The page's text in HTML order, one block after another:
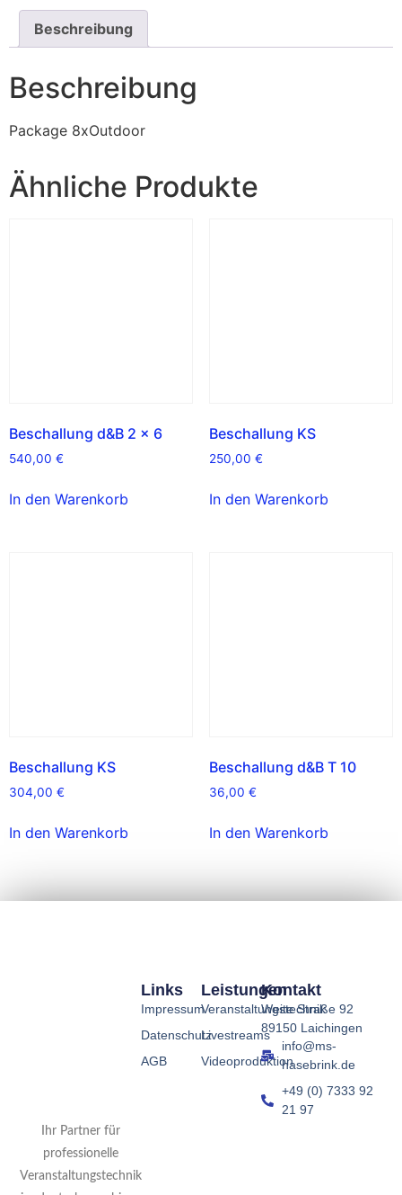
Beschreibung
Beschreibung
Package 8xOutdoor
Ähnliche Produkte
Beschallung d&B 2 x 6
540,00 €
In den Warenkorb
Beschallung KS
250,00 €
In den Warenkorb
Beschallung KS
304,00 €
In den Warenkorb
Beschallung d&B T 10
36,00 €
In den Warenkorb
Ihr Partner für
professionelle
Veranstaltungstechnik
Leistungen
Veranstaltungstechnik
Livestreams
Videoproduktion
Links
Impressum
Datenschutz
AGB
Kontakt
Weite Straße 92
89150 Laichingen
info@ms-
hasebrink.de
+49 (0) 7333 92
21 97